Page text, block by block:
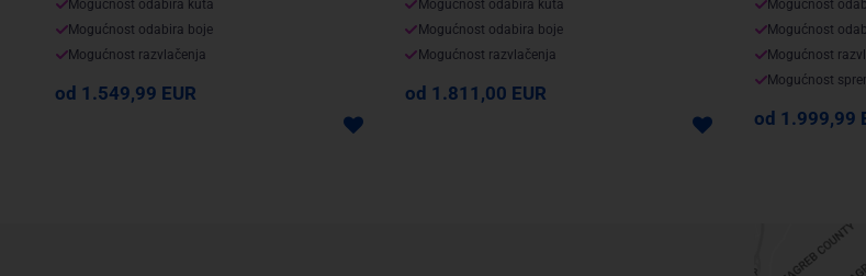
Mogućnost odabira kuta
Mogućnost odabira boje
Mogućnost razvlačenja
od 1.549,99 EUR
Mogućnost odabira kuta
Mogućnost odabira boje
Mogućnost razvlačenja
od 1.811,00 EUR
Mogućnost
Mogućnost
Mogućnost
Mogućnost
od 1.999,99